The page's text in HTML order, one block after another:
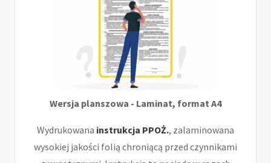
Wersja planszowa - Laminat, format A4
Wydrukowana instrukcja PPOŻ., zalaminowana
wysokiej jakości folią chroniącą przed czynnikami